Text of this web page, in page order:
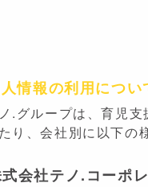
情報の利用につい
.グループは、育児
り、会社別に以下の
式会社テノ.コーポ